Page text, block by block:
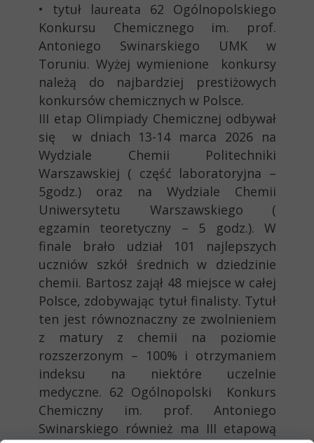
• tytuł laureata 62 Ogólnopolskiego
Konkursu Chemicznego im. prof.
Antoniego Swinarskiego UMK w
Toruniu. Wyżej wymienione konkursy
należą do najbardziej prestiżowych
konkursów chemicznych w Polsce.
III etap Olimpiady Chemicznej odbywał
się w dniach 13-14 marca 2026 na
Wydziale Chemii Politechniki
Warszawskiej ( część laboratoryjna –
5godz.) oraz na Wydziale Chemii
Uniwersytetu Warszawskiego (
egzamin teoretyczny – 5 godz.). W
finale brało udział 101 najlepszych
uczniów szkół średnich w dziedzinie
chemii. Bartosz zajął 48 miejsce w całej
Polsce, zdobywając tytuł finalisty. Tytuł
ten jest równoznaczny ze zwolnieniem
z matury z chemii na poziomie
rozszerzonym – 100% i otrzymaniem
indeksu na niektóre uczelnie
medyczne. 62 Ogólnopolski Konkurs
Chemiczny im. prof. Antoniego
Swinarskiego również ma III etapową